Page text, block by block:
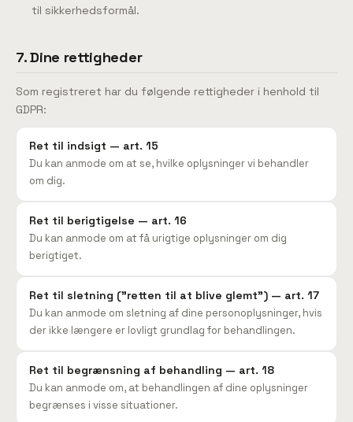
til sikkerhedsformål.
7. Dine rettigheder
Som registreret har du følgende rettigheder i henhold til
GDPR:
Ret til indsigt — art. 15
Du kan anmode om at se, hvilke oplysninger vi behandler
om dig.
Ret til berigtigelse — art. 16
Du kan anmode om at få urigtige oplysninger om dig
berigtiget.
Ret til sletning ("retten til at blive glemt") — art. 17
Du kan anmode om sletning af dine personoplysninger, hvis
der ikke længere er lovligt grundlag for behandlingen.
Ret til begrænsning af behandling — art. 18
Du kan anmode om, at behandlingen af dine oplysninger
begrænses i visse situationer.